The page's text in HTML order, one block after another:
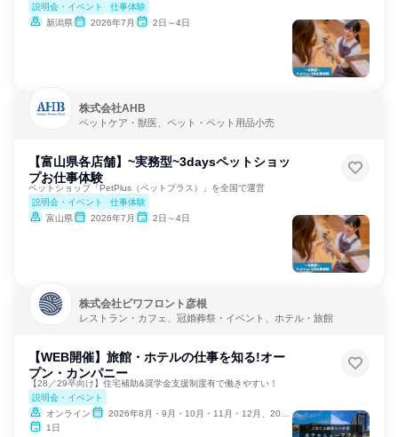
説明会・イベント
仕事体験
新潟県
2026年7月 2日～4日
株式会社AHB
ペットケア・獣医、ペット・ペット用品小売
【富山県各店舗】~実務型~3daysペットショッ
プお仕事体験
ペットショップ「PetPlus（ペットプラス）」を全国で運営
説明会・イベント
仕事体験
富山県
2026年7月 2日～4日
株式会社ビワフロント彦根
レストラン・カフェ、冠婚葬祭・イベント、ホテル・旅館
【WEB開催】旅館・ホテルの仕事を知る!オー
プン・カンパニー
【28／29卒向け】住宅補助&奨学金支援制度有で働きやすい！
説明会・イベント
オンライン
2026年8月・9月・10月・11月・12月、2027年1月
1日